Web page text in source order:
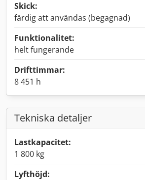
Skick:
färdig att användas (begagnad)
Funktionalitet:
helt fungerande
Drifttimmar:
8 451 h
Tekniska detaljer
Lastkapacitet:
1 800 kg
Lyfthöjd: